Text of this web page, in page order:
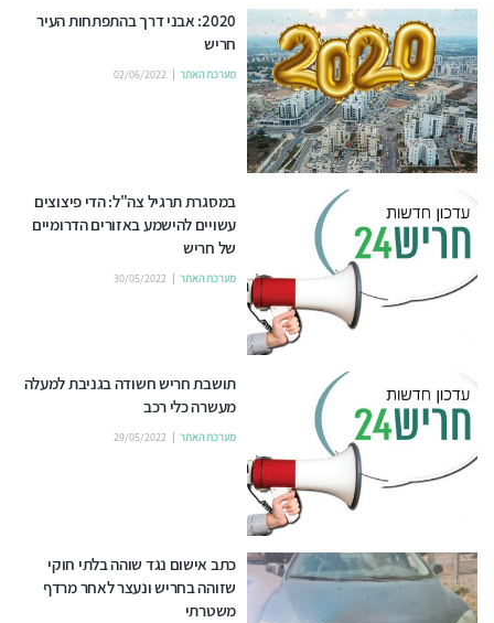
2020: אבני דרך בהתפתחות העיר
חריש
מערכת האתר 02/06/2022
במסגרת תרגיל צה"ל: הדי פיצוצים
עשויים להישמע באזורים הדרומיים
של חריש
מערכת האתר 30/05/2022
תושבת חריש חשודה בגניבת למעלה
מעשרה כלי רכב
מערכת האתר 29/05/2022
כתב אישום נגד שוהה בלתי חוקי
שזוהה בחריש ונעצר לאחר מרדף
משטרתי